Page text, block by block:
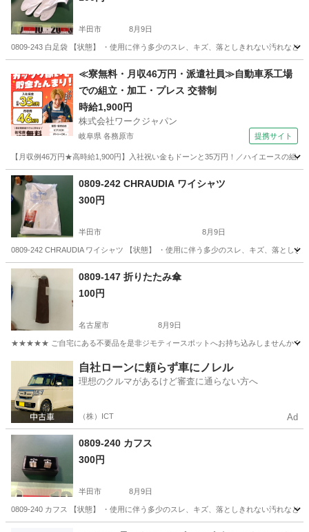
半田市 8月9日
0809-243 白足袋 【状態】 ・使用に伴う多少のスレ、キズ、落としきれない汚れな
小物 足袋
≪寮無料・月収46万円・派遣社員≫自動車系工場
での組立・加工・プレス 交替制
時給1,900円
株式会社ワークジャパン
岐阜県 各務原市 提携サイト
【月収例46万円★高時給1,900円】入社祝い金もドーンと35万円！／ハイエースの組
岐阜 各務原市 0809-242 CHRAUDIA ワイシャツ
300円
半田市 8月9日
0809-242 CHRAUDIA ワイシャツ 【状態】 ・使用に伴う多少のスレ、キズ、落とし
愛知 半田市 現地
0809-147 折りたたみ傘
100円
名古屋市 8月9日
★★★★★ ご自宅にある不要品を是非ジモティースポットへお持ち込みしませんか？
小物 現地
自社ローンに頼らず車にノレル
理想のクルマがあるけど審査に通らない方へ
（株）ICT Ad
0809-240 カフス
300円
半田市 8月9日
0809-240 カフス 【状態】 ・使用に伴う多少のスレ、キズ、落としきれない汚れな